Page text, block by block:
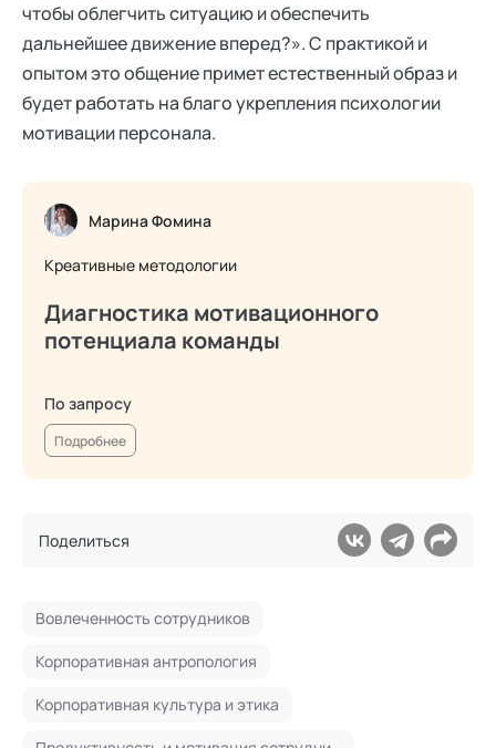
чтобы облегчить ситуацию и обеспечить
дальнейшее движение вперед?». С практикой и
опытом это общение примет естественный образ и
будет работать на благо укрепления психологии
мотивации персонала.
Марина Фомина
Креативные методологии
Диагностика мотивационного
потенциала команды
По запросу
Подробнее
Поделиться
Вовлеченность сотрудников
Корпоративная антропология
Корпоративная культура и этика